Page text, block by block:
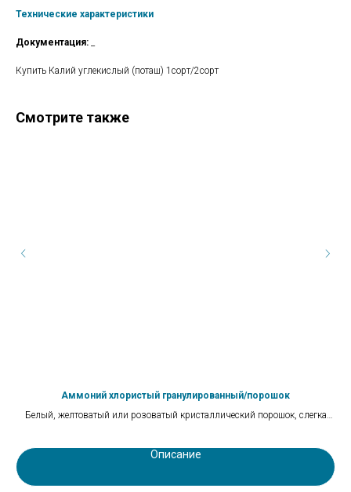
Технические характеристики
Документация:
Купить Калий углекислый (поташ) 1сорт/2сорт
Смотрите также
Аммоний хлористый гранулированный/порошок
Белый, желтоватый или розоватый кристаллический порошок, слегка
Описание